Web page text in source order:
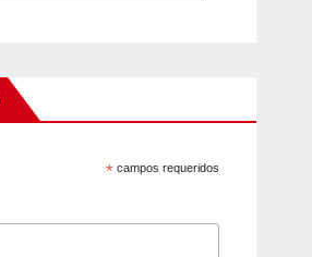
* campos requeridos